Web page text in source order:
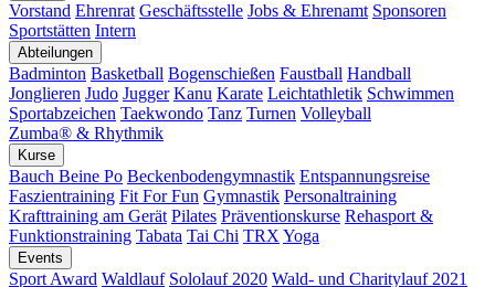
Vorstand Ehrenrat Geschäftsstelle Jobs & Ehrenamt Sponsoren
Sportstätten Intern
Abteilungen
Badminton Basketball Bogenschießen Faustball Handball
Jonglieren Judo Jugger Kanu Karate Leichtathletik Schwimmen
Sportabzeichen Taekwondo Tanz Turnen Volleyball
Zumba® & Rhythmik
Kurse
Bauch Beine Po Beckenbodengymnastik Entspannungsreise
Faszientraining Fit For Fun Gymnastik Personaltraining
Krafttraining am Gerät Pilates Präventionskurse Rehasport &
Funktionstraining Tabata Tai Chi TRX Yoga
Events
Sport Award Waldlauf Sololauf 2020 Wald- und Charitylauf 2021